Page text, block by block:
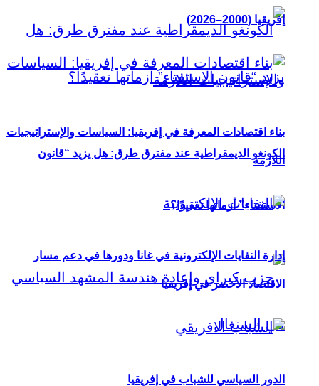
الكونغو الديمقراطية عند مفترق طرق: هل يزيد “قانون
الاستفتاء” أزماتها تعقيدًا؟
إفريقيا (2000–2026)
بناء اقتصادات المعرفة في إفريقيا: السياسات والإستراتيجيات
اللازمة
إدارة النفايات الإلكترونية في غانا ودورها في دعم مسار
الاقتصاد الأخضر في إفريقيا
الدور السياسي للشباب في إفريقيا